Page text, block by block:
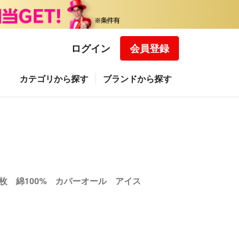
ログイン 会員登録
カテゴリから探す ブランドから探す
綿100% カバーオール アイス